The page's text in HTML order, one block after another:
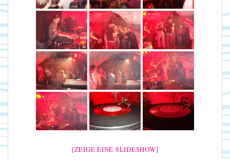
[ZEIGE EINE SLIDESHOW]